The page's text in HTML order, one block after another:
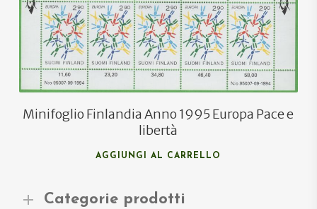
Minifoglio Finlandia Anno 1995 Europa Pace e
libertà
AGGIUNGI AL CARRELLO
Categorie prodotti